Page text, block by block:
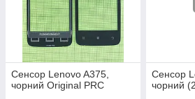
Сенсор Lenovo A375,
чорний Original PRC
Сенсор
чорний